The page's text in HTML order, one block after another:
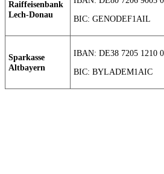
Raiffeisenbank
Lech-Donau
BIC: GENODEF1AIL
Sparkasse
Altbayern
IBAN: DE38 7205 1210
BIC: BYLADEM1AIC